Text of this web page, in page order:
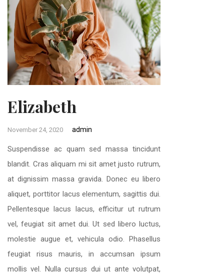
Elizabeth
November 24, 2020 admin
Suspendisse ac quam sed massa tincidunt
blandit. Cras aliquam mi sit amet justo rutrum,
at dignissim massa gravida. Donec eu libero
aliquet, porttitor lacus elementum, sagittis dui.
Pellentesque lacus lacus, efficitur ut rutrum
vel, feugiat sit amet dui. Ut sed libero luctus,
molestie augue et, vehicula odio. Phasellus
feugiat risus mauris, in accumsan ipsum
mollis vel. Nulla cursus dui ut ante volutpat,